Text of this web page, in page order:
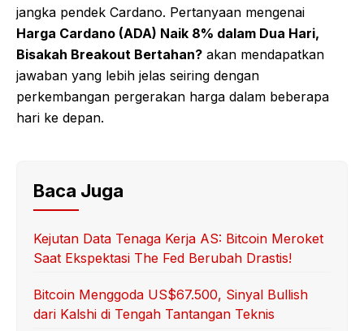
jangka pendek Cardano. Pertanyaan mengenai
Harga Cardano (ADA) Naik 8% dalam Dua Hari,
Bisakah Breakout Bertahan? akan mendapatkan
jawaban yang lebih jelas seiring dengan
perkembangan pergerakan harga dalam beberapa
hari ke depan.
Baca Juga
Kejutan Data Tenaga Kerja AS: Bitcoin Meroket
Saat Ekspektasi The Fed Berubah Drastis!
Bitcoin Menggoda US$67.500, Sinyal Bullish
dari Kalshi di Tengah Tantangan Teknis